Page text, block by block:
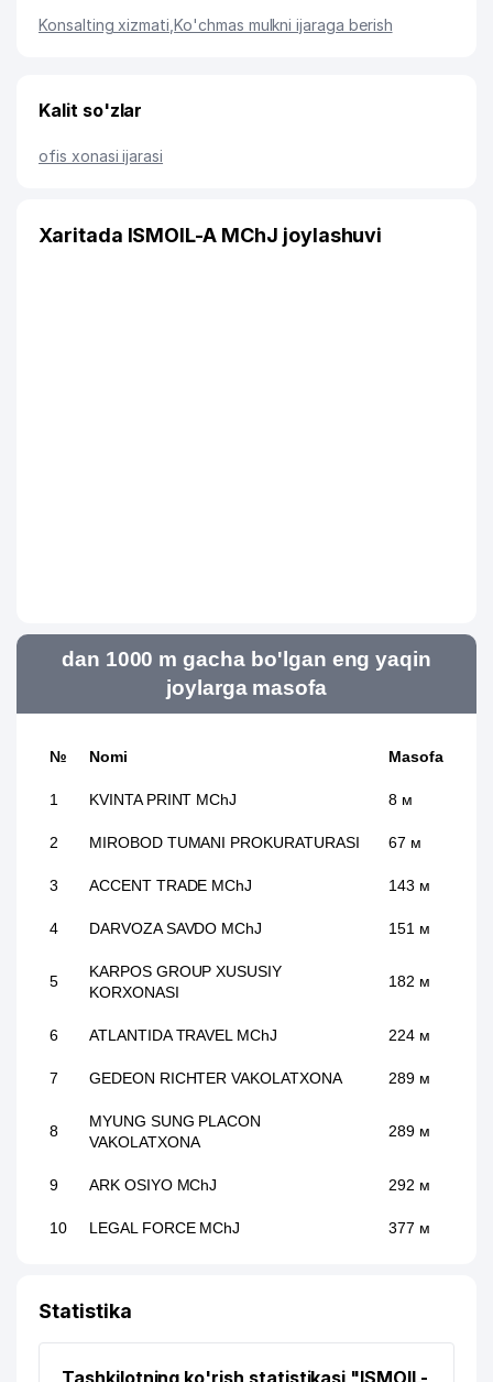
Konsalting xizmati ,Ko'chmas mulkni ijaraga berish
Kalit so'zlar
ofis xonasi ijarasi
Xaritada ISMOIL-A MChJ joylashuvi
dan 1000 m gacha bo'lgan eng yaqin
joylarga masofa
№ Nomi Masofa
1 KVINTA PRINT MChJ 8 м
2 MIROBOD TUMANI PROKURATURASI 67 м
3 ACCENT TRADE MChJ 143 м
4 DARVOZA SAVDO MChJ 151 м
5
KARPOS GROUP XUSUSIY
KORXONASI
182 м
6 ATLANTIDA TRAVEL MChJ 224 м
7 GEDEON RICHTER VAKOLATXONA 289 м
8
MYUNG SUNG PLACON
VAKOLATXONA
289 м
9 ARK OSIYO MChJ 292 м
10 LEGAL FORCE MChJ 377 м
XONADON VA TASHKILOT
Statistika
Tashkilotning ko'rish statistikasi "ISMOIL-